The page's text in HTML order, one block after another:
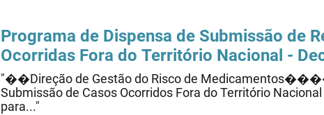
Programa de Dispensa de Submissão de
Ocorridas Fora do Território Nacional -
"��Direção de Gestão do Risco de
Submissão de Casos Ocorridos Fora do Território
para..."